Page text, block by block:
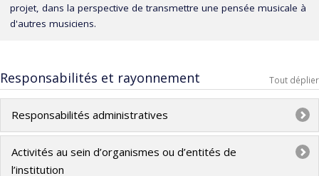
projet, dans la perspective de transmettre une pensée musicale à
d'autres musiciens.
Responsabilités et rayonnement Tout déplier
Responsabilités administratives
2021-2024: Vice-doyen au développement
des engagements sociétaux et partenariats
Activités au sein d’organismes ou d’entités de
l’institution